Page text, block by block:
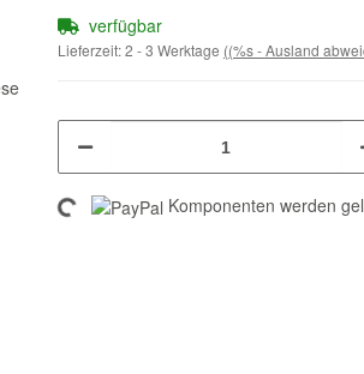
verfügbar
Lieferzeit:2 - 3 Werktage ((%s - Ausland
Loading... Komponenten werden